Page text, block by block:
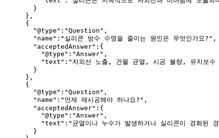
      }
    },
    {
      "@type":"Question",
      "name":"실리콘 방수 수명을 줄이는 원인은 무엇인가요?",
      "acceptedAnswer":{
        "@type":"Answer",
"text":"자외선 노출, 건물 균열, 시공 불량, 유지보수
      }
    },
    {
      "@type":"Question",
      "name":"언제 재시공해야 하나요?",
      "acceptedAnswer":{
        "@type":"Answer",
"text":"균열이나 누수가 발생하거나 실리콘이 경화된
      }